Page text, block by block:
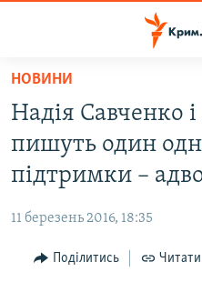
Перейти
основного
матеріалу
Перейти
до
основної
навігації
Перейти
ВОДА.КРИМ
ВІДЕО ТА ФОТО
БЛОГИ
ПОГЛЯД
НОВИНИ
Надія Савченко
пишуть один
підтримки –
11 березень 2016, 18:35
Поділитись